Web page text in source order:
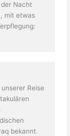
Nacht
mit etwas
Reise
bekannt.